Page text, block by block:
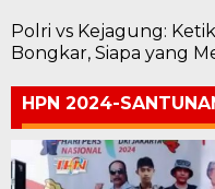
Polri vs Kejagung:
Bongkar, Siapa yang
HPN 2024-